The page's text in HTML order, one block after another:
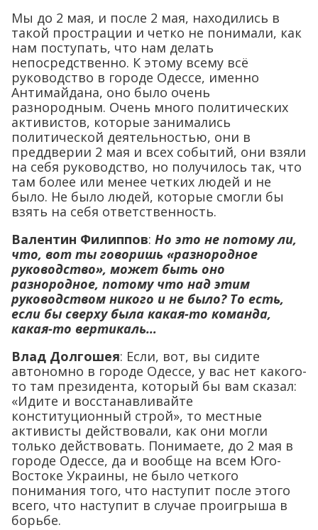
Мы до 2 мая, и после 2 мая, находились в
такой прострации и четко не понимали, как
нам поступать, что нам делать
непосредственно. К этому всему всё
руководство в городе Одессе, именно
Антимайдана, оно было очень
разнородным. Очень много политических
активистов, которые занимались
политической деятельностью, они в
преддверии 2 мая и всех событий, они взяли
на себя руководство, но получилось так, что
там более или менее четких людей и не
было. Не было людей, которые смогли бы
взять на себя ответственность.
Валентин Филиппов: Но это не потому ли,
что, вот ты говоришь «разнородное
руководство», может быть оно
разнородное, потому что над этим
руководством никого и не было? То есть,
если бы сверху была какая-то команда,
какая-то вертикаль…
Влад Долгошея: Если, вот, вы сидите
автономно в городе Одессе, у вас нет какого-
то там президента, который бы вам сказал:
«Идите и восстанавливайте
конституционный строй», то местные
активисты действовали, как они могли
только действовать. Понимаете, до 2 мая в
городе Одессе, да и вообще на всем Юго-
Востоке Украины, не было четкого
понимания того, что наступит после этого
всего, что наступит в случае проигрыша в
борьбе.